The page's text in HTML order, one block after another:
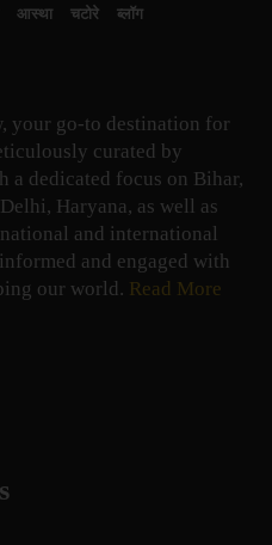
आस्था चटोरे ब्लॉग
your go-to destination for
curated by
a dedicated focus on Bihar,
Haryana, as well as
and international
and engaged with
our world. Read More